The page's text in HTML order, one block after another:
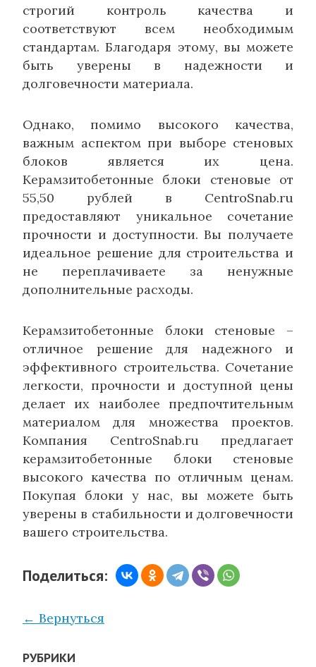
строгий контроль качества и
соответствуют всем необходимым
стандартам. Благодаря этому, вы можете
быть уверены в надежности и
долговечности материала.
Однако, помимо высокого качества,
важным аспектом при выборе стеновых
блоков является их цена.
Керамзитобетонные блоки стеновые от
55,50 рублей в CentroSnab.ru
предоставляют уникальное сочетание
прочности и доступности. Вы получаете
идеальное решение для строительства и
не переплачиваете за ненужные
дополнительные расходы.
Керамзитобетонные блоки стеновые –
отличное решение для надежного и
эффективного строительства. Сочетание
легкости, прочности и доступной цены
делает их наиболее предпочтительным
материалом для множества проектов.
Компания CentroSnab.ru предлагает
керамзитобетонные блоки стеновые
высокого качества по отличным ценам.
Покупая блоки у нас, вы можете быть
уверены в стабильности и долговечности
вашего строительства.
Поделиться:
← Вернуться
РУБРИКИ